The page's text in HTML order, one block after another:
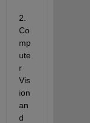
2.
Co
mp
ute
r
Vis
ion
an
d